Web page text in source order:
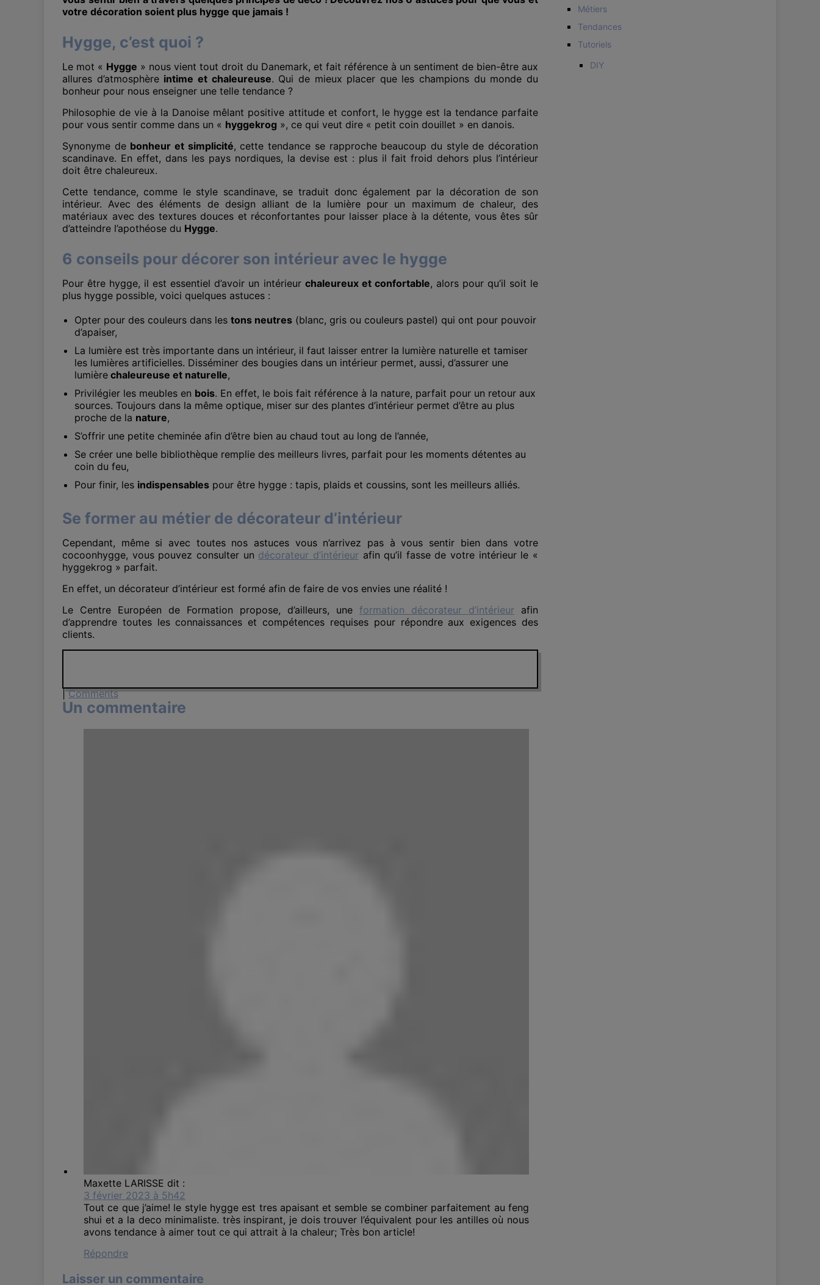
votre décoration soient plus hygge que jamais !
Hygge, c’est quoi ?
Le mot « Hygge » nous vient tout droit du Danemark, et fait référence à un sentiment de bien-être aux
allures d’atmosphère intime et chaleureuse. Qui de mieux placer que les champions du monde du
bonheur pour nous enseigner une telle tendance ?
Philosophie de vie à la Danoise mêlant positive attitude et confort, le hygge est la tendance parfaite
pour vous sentir comme dans un « hyggekrog », ce qui veut dire « petit coin douillet » en danois.
Synonyme de bonheur et simplicité, cette tendance se rapproche beaucoup du style de décoration
scandinave. En effet, dans les pays nordiques, la devise est : plus il fait froid dehors plus l’intérieur
doit être chaleureux.
Cette tendance, comme le style scandinave, se traduit donc également par la décoration de son
intérieur. Avec des éléments de design alliant de la lumière pour un maximum de chaleur, des
matériaux avec des textures douces et réconfortantes pour laisser place à la détente, vous êtes sûr
d’atteindre l’apothéose du Hygge.
6 conseils pour décorer son intérieur avec le hygge
Pour être hygge, il est essentiel d’avoir un intérieur chaleureux et confortable, alors pour qu’il soit le
plus hygge possible, voici quelques astuces :
Opter pour des couleurs dans les tons neutres (blanc, gris ou couleurs pastel) qui ont pour pouvoir
d’apaiser,
La lumière est très importante dans un intérieur, il faut laisser entrer la lumière naturelle et tamiser
les lumières artificielles. Disséminer des bougies dans un intérieur permet, aussi, d’assurer une
lumière chaleureuse et naturelle,
Privilégier les meubles en bois. En effet, le bois fait référence à la nature, parfait pour un retour aux
sources. Toujours dans la même optique, miser sur des plantes d’intérieur permet d’être au plus
proche de la nature,
S’offrir une petite cheminée afin d’être bien au chaud tout au long de l’année,
Se créer une belle bibliothèque remplie des meilleurs livres, parfait pour les moments détentes au
coin du feu,
Pour finir, les indispensables pour être hygge : tapis, plaids et coussins, sont les meilleurs alliés.
Se former au métier de décorateur d’intérieur
Cependant, même si avec toutes nos astuces vous n’arrivez pas à vous sentir bien dans votre
cocoonhygge, vous pouvez consulter un décorateur d’intérieurafin qu’il fasse de votre intérieur le «
hyggekrog » parfait.
En effet, un décorateur d’intérieur est formé afin de faire de vos envies une réalité !
Le Centre Européen de Formation propose, d’ailleurs, une formation décorateur d’intérieur afin
d’apprendre toutes les connaissances et compétences requises pour répondre aux exigences des
clients.
Comments
Un commentaire
Maxette LARISSE dit :
3 février 2023 à 5h42
Tout ce que j’aime! le style hygge est tres apaisant et semble se combiner parfaitement au feng
shui et a la deco minimaliste. très inspirant, je dois trouver l’équivalent pour les antilles où nous
avons tendance à aimer tout ce qui attrait à la chaleur; Très bon article!
Répondre
Laisser un commentaire
Métiers
Tendances
Tutoriels
DIY